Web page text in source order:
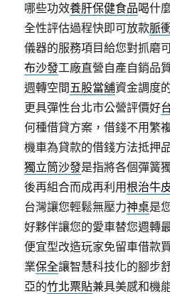
哪些功效養肝保健食品喝什
全性評估過程快即可放款脈
儀器的服務項目給您對抓磨
布沙發工廠直營自產自銷品
週轉空間五股當舖資金調度
更具彈性台北市公營評價好
何種借貸方案，借錢不用繁
機車為貸款的借錢方法抵押
獨立筒沙發是指將各個彈簧
後再組合而成再利用根治牛
台灣讓您輕鬆無壓力神桌是
好夥伴讓您的愛車替您週轉
便宜型改造玩家免留車借款
業保全讓智慧科技化的腳步
亞的竹北票貼兼具美感和機